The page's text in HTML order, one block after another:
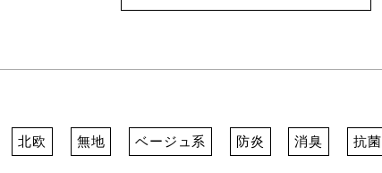
北欧 無地 ベージュ系 防炎 消臭 抗菌